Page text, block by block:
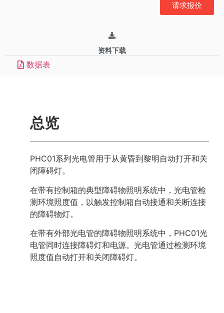
请求报价
资料下载
数据表
总览
PHC01系列光电管用于从黄昏到黎明自动打开和关
闭障碍灯。
在带有控制箱的典型障碍物照明系统中，光电管检
测环境照度值，以触发控制箱自动接通和关断连接
的障碍物灯。
在带有外部光电管的障碍物照明系统中，PHC01光
电管同时连接障碍灯和电源。光电管通过检测环境
照度值自动打开和关闭障碍灯。